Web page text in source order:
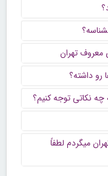
معروف تهران
رو داشته؟
نکاتی توجه کنیم؟
میگردم لطفاً